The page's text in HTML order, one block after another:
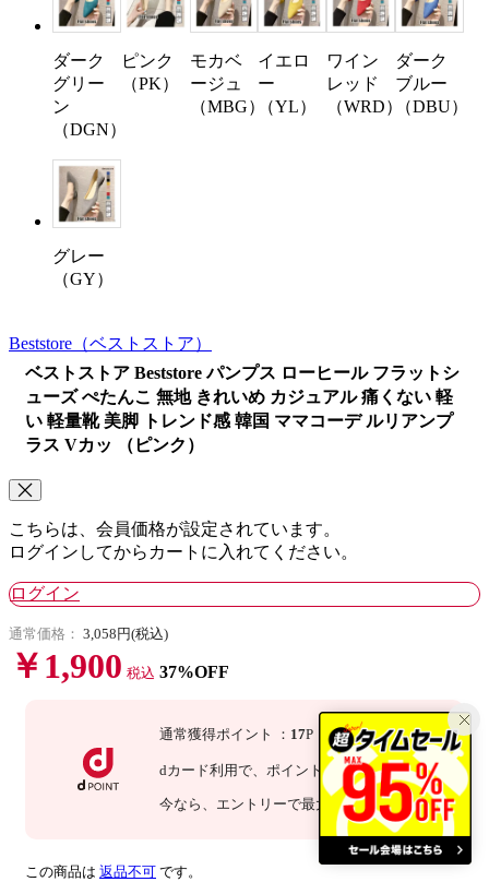
ダーク
グリー
ン
（DGN）
ピンク
（PK）
モカベ
ージュ
（MBG）
イエロ
ー
（YL）
ワイン
レッド
（WRD）
ダーク
ブルー
（DBU）
グレー
（GY）
Beststore （ベストストア）
ベストストア Beststore パンプス ローヒール フラットシ
ューズ ぺたんこ 無地 きれいめ カジュアル 痛くない 軽
い 軽量靴 美脚 トレンド感 韓国 ママコーデ ルリアンプ
ラス Vカッ （ピンク）
こちらは、会員価格が設定されています。
ログインしてからカートに入れてください。
ログイン
通常価格： 3,058円(税込)
￥1,900 税込 37%OFF
通常獲得ポイント ： 17P
dカード利用で、 ポイント3 倍 ：51P
今なら 、エントリーで最大 10 倍！詳細
この商品は 返品不可 です。